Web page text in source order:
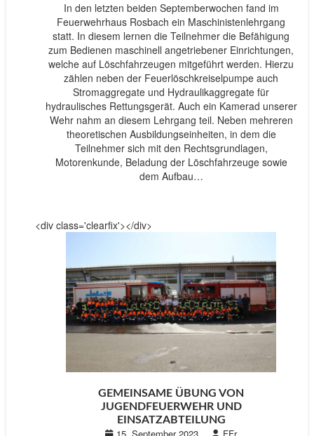
In den letzten beiden Septemberwochen fand im
Feuerwehrhaus Rosbach ein Maschinistenlehrgang
statt. In diesem lernen die Teilnehmer die Befähigung
zum Bedienen maschinell angetriebener Einrichtungen,
welche auf Löschfahrzeugen mitgeführt werden. Hierzu
zählen neben der Feuerlöschkreiselpumpe auch
Stromaggregate und Hydraulikaggregate für
hydraulisches Rettungsgerät. Auch ein Kamerad unserer
Wehr nahm an diesem Lehrgang teil. Neben mehreren
theoretischen Ausbildungseinheiten, in dem die
Teilnehmer sich mit den Rechtsgrundlagen,
Motorenkunde, Beladung der Löschfahrzeuge sowie
dem Aufbau…
<div class='clearfix'></div>
GEMEINSAME ÜBUNG VON
JUGENDFEUERWEHR UND
EINSATZABTEILUNG